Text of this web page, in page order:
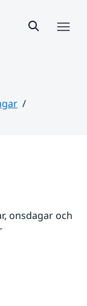
onsdagar och